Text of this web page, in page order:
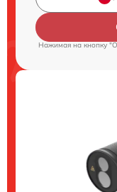
Нажимая на кнопку